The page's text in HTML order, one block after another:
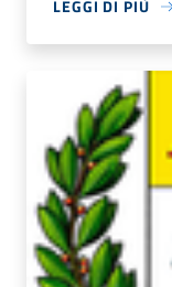
LEGGI DI PIÙ